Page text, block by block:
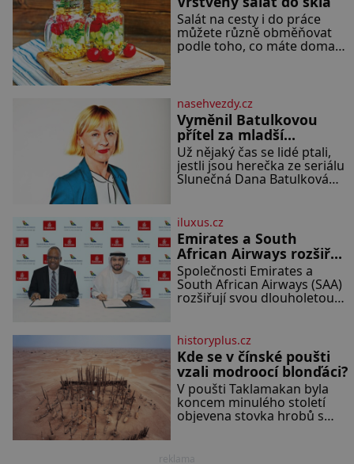
každou etapu života a
specifické potřeby dítěte.
Pro nejmenší je klíčová
jednoduchost, měkkost a
Předškolní věk je
Salát na cesty i do práce
můžete různě obměňovat
podle toho, co máte doma.
porce potřebujete: ✿ 1/4
ledového nebo jiného salátu
(římský salát, polníček…) ✿ 1
malá konzerva kukuřice ✿ ½
okurky ✿ 2 rajčata Zálivka: ✿
4 lžíce olivového oleje ✿ 1
lžíci citronové šťávy ✿ ½
nasehvezdy.cz
Vyměnil Batulkovou
přítel za mladší
exemplář?
Už nějaký čas se lidé ptali,
jestli jsou herečka ze seriálu
Slunečná Dana Batulková
spolu. Herečka od sebe
přítele od samého začátku
odhán
iluxus.cz
Emirates a South
African Airways rozšiřují
partnerství. Cestujícím
nově zpřístupní dalších
devět destinací v jižní a
Společnosti Emirates a
South African Airways (SAA)
rozšiřují svou dlouholetou
codesharovou spolupráci.
zpřístupní cestujícím devět
dalších destinací v jižní a
střední Africe a u
historyplus.cz
Kde se v čínské poušti
vzali modroocí blonďáci?
V poušti Taklamakan byla
koncem minulého století
objevena stovka hrobů s